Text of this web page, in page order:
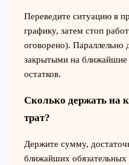
Переведите ситуацию в
графику, затем стоп
оговорено). Параллельно
закрытыми на ближайшие
остатков.
Сколько держать на
трат?
Держите сумму,
ближайших обязательных